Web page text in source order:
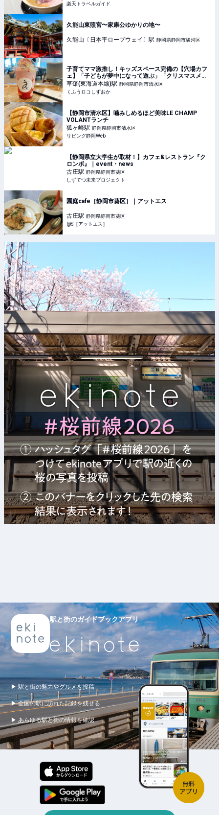
楽天トラベルガイド
久能山東照宮〜家康公ゆかりの地〜
久能山〔日本平ロープウェイ〕駅 静岡県静岡市駿河区
子育てママ激推し！キッズスペース完備の【穴場カフ
ェ】「子どもが夢中になって遊ぶ」「クリスマスメニ
ューはもうすぐ終了（泣）」 | くふうロコしずおか
草薙(東海道本線)駅 静岡県静岡市清水区
くふうロコしずおか
【静岡市清水区】噛みしめるほど美味LE CHAMP
VOLANTランチ
狐ヶ崎駅 静岡県静岡市清水区
リビング静岡Web
【静岡県立大学生が取材！】カフェ&レストラン『ク
ロンボ』｜event・news
古庄駅 静岡県静岡市葵区
しずてつ未来プロジェクト
園庭cafe［静岡市葵区］｜アットエス
古庄駅 静岡県静岡市葵区
@S［アットエス］
駅と街のガイドブックアプリ
▶ 駅と街の魅力やグルメを投稿
▶ 全国の駅に訪れた記録を残せる
▶ あらゆる駅と街の情報を確認